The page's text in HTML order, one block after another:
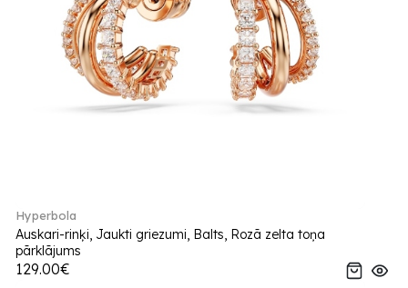
Hyperbola
Auskari-rinķi, Jaukti griezumi, Balts, Rozā zelta toņa
pārklājums
129.00€